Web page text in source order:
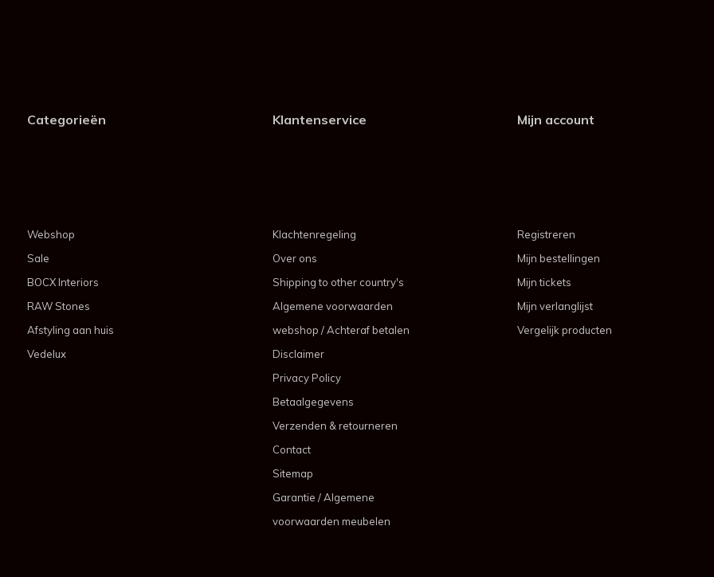
Categorieën
Webshop
Sale
BOCX Interiors
RAW Stones
Afstyling aan huis
Vedelux
Klantenservice
Klachtenregeling
Over ons
Shipping to other country's
Algemene voorwaarden
webshop / Achteraf betalen
Disclaimer
Privacy Policy
Betaalgegevens
Verzenden & retourneren
Contact
Sitemap
Garantie / Algemene
voorwaarden meubelen
Mijn account
Registreren
Mijn bestellingen
Mijn tickets
Mijn verlanglijst
Vergelijk producten